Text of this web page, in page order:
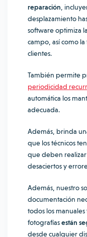
reparación ,
desplazamiento
software optimiza
campo, así como
clientes.
También permite
periodicidad
automática los
adecuada.
Además, brinda
que los técnicos
que deben realizar
desaciertos y
Además, nuestro
documentación
todos los
fotografíasestán
desde cualquier